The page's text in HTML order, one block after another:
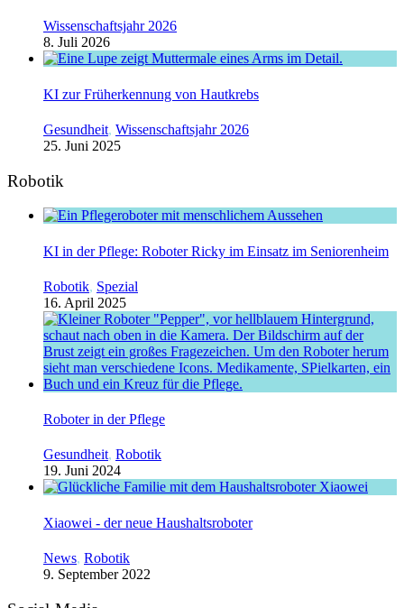
Wissenschaftsjahr 2026
8. Juli 2026
KI zur Früherkennung von Hautkrebs
Gesundheit, Wissenschaftsjahr 2026
25. Juni 2025
Robotik
KI in der Pflege: Roboter Ricky im Einsatz im Seniorenheim
Robotik, Spezial
16. April 2025
Roboter in der Pflege
Gesundheit, Robotik
19. Juni 2024
Xiaowei - der neue Haushaltsroboter
News, Robotik
9. September 2022